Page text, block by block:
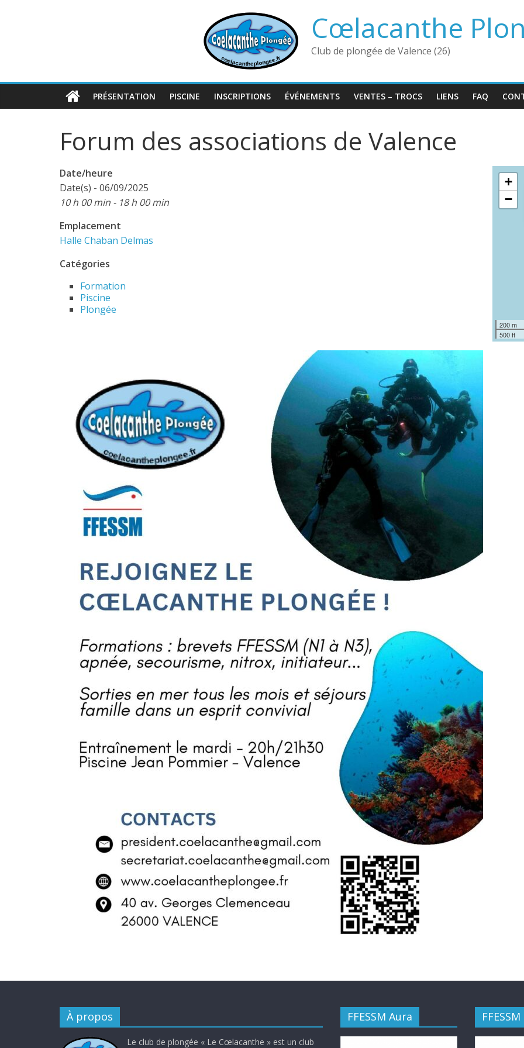
Cœlacanthe
Club de plongée de Valence (26)
PRÉSENTATION PISCINE INSCRIPTIONS ÉVÉNEMENTS VENTES – TROCS LIENS FAQ
Forum des associations de Valence
+
−
200 m
500 ft
Date/heure
Date(s) - 06/09/2025
10 h 00 min - 18 h 00 min
Emplacement
Halle Chaban Delmas
Catégories
Formation
Piscine
Plongée
À propos
Le club de plongée « Le Cœlacanthe » est un club
FFESSM Aura FFESSM